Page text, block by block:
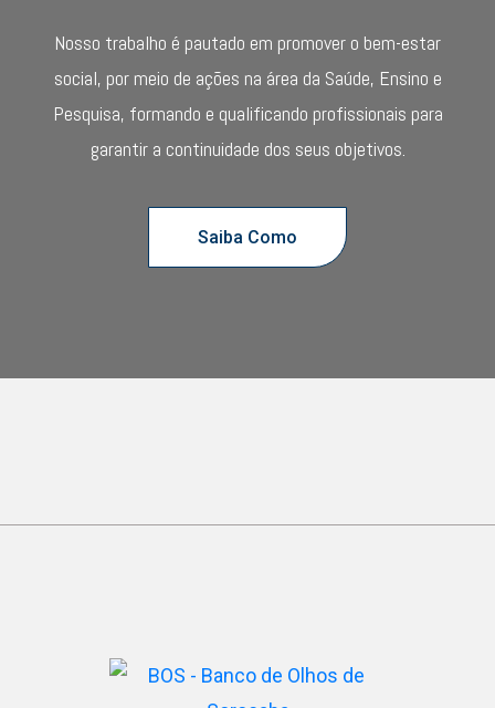
Nosso trabalho é pautado em promover o bem-estar
social, por meio de ações na área da Saúde, Ensino e
Pesquisa, formando e qualificando profissionais para
garantir a continuidade dos seus objetivos.
Saiba Como